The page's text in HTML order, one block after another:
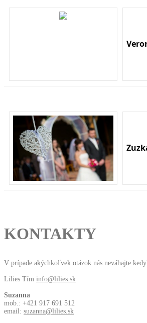
KONTAKTY
V prípade akýchkoľvek otázok nás neváhajte
Lilies Tím info@lilies.sk
Suzanna
mob.: +421 917 691 512
email: suzanna@lilies.sk